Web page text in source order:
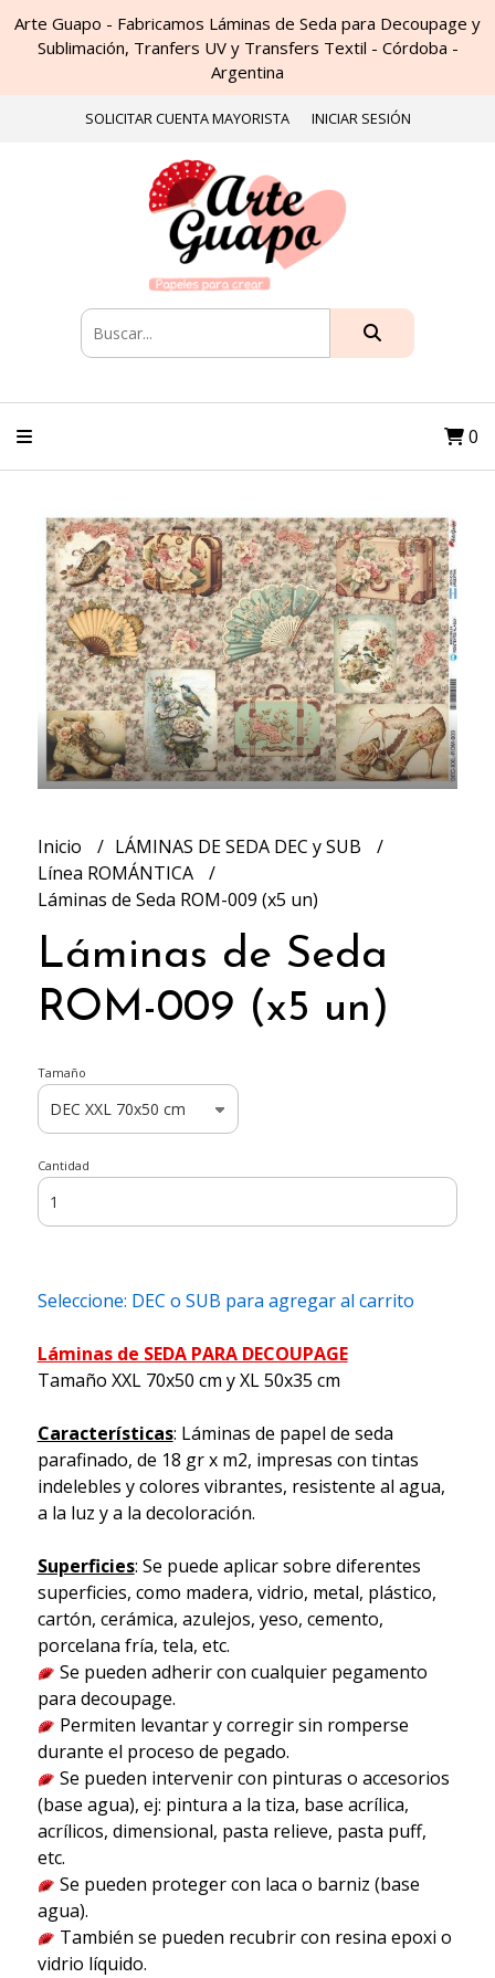
Arte Guapo - Fabricamos Láminas de Seda para Decoupage y
Sublimación, Tranfers UV y Transfers Textil - Córdoba -
Argentina
SOLICITAR CUENTA MAYORISTA INICIAR SESIÓN
0
Inicio
LÁMINAS DE SEDA DEC y SUB
Línea ROMÁNTICA
Láminas de Seda ROM-009 (x5 un)
Láminas de Seda
ROM-009 (x5 un)
Tamaño
Cantidad
Seleccione: DEC o SUB para agregar al carrito
Láminas de SEDA PARA DECOUPAGE
Tamaño XXL 70x50 cm y XL 50x35 cm
Características: Láminas de papel de seda
parafinado, de 18 gr x m2, impresas con tintas
indelebles y colores vibrantes, resistente al agua,
a la luz y a la decoloración.
Superficies: Se puede aplicar sobre diferentes
superficies, como madera, vidrio, metal, plástico,
cartón, cerámica, azulejos, yeso, cemento,
porcelana fría, tela, etc.
Se pueden adherir con cualquier pegamento
para decoupage.
Permiten levantar y corregir sin romperse
durante el proceso de pegado.
Se pueden intervenir con pinturas o accesorios
(base agua), ej: pintura a la tiza, base acrílica,
acrílicos, dimensional, pasta relieve, pasta puff,
etc.
Se pueden proteger con laca o barniz (base
agua).
También se pueden recubrir con resina epoxi o
vidrio líquido.